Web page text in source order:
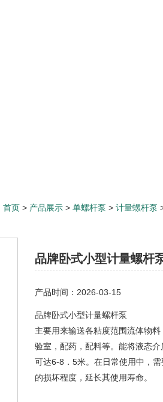
首页 > 产品展示 > 单螺杆泵 > 计量螺杆泵
品牌卧式小型计量螺杆
产品时间：2026-03-15
品牌卧式小型计量螺杆泵
主要用来输送各粘度范围流体物
验室，配药，配料等。能将液态
可达6-8．5米。在日常使用中，
的损坏程度，延长其使用寿命。